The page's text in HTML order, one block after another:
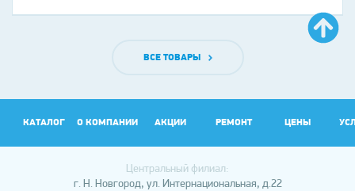
ВСЕ ТОВАРЫ
КАТАЛОГ О КОМПАНИИ АКЦИИ РЕМОНТ ЦЕНЫ
Центральный филиал:
г. Н. Новгород, ул. Интернациональная, д.22